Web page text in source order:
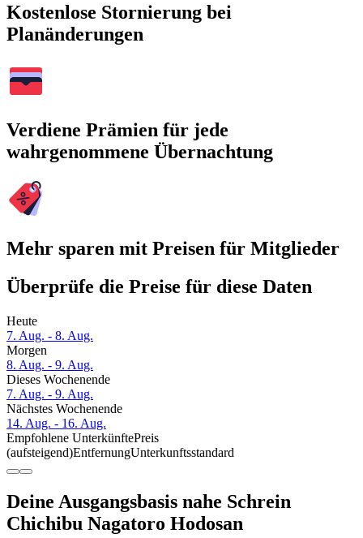
Kostenlose Stornierung bei
Planänderungen
Verdiene Prämien für jede
wahrgenommene Übernachtung
Mehr sparen mit Preisen für Mitglieder
Überprüfe die Preise für diese Daten
Heute
7. Aug. - 8. Aug.
Morgen
8. Aug. - 9. Aug.
Dieses Wochenende
7. Aug. - 9. Aug.
Nächstes Wochenende
14. Aug. - 16. Aug.
Empfohlene UnterkünftePreis
(aufsteigend)EntfernungUnterkunftsstandard
Deine Ausgangsbasis nahe Schrein
Chichibu Nagatoro Hodosan